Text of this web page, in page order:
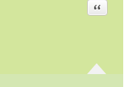
Citar